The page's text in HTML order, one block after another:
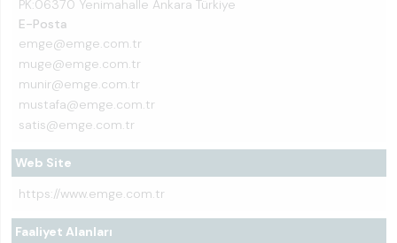
PK:06370 Yenimahalle Ankara Türkiye
E-Posta
emge@emge.com.tr
muge@emge.com.tr
munir@emge.com.tr
mustafa@emge.com.tr
satis@emge.com.tr
Web Site
https://www.emge.com.tr
Faaliyet Alanları